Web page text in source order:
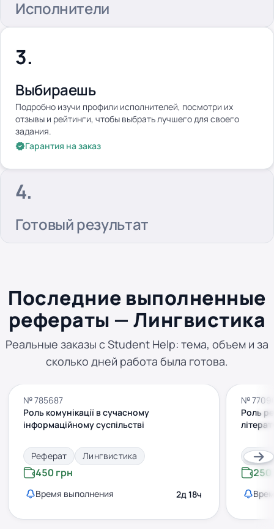
Исполнители
Выбираешь
Подробно изучи профили исполнителей, посмотри их
отзывы и рейтинги, чтобы выбрать лучшего для своего
задания.
Гарантия на заказ
Готовый результат
Последние выполненные
рефераты — Лингвистика
Реальные заказы с Student Help: тема, объем и за
сколько дней работа была готова.
№ 785687
Роль комунікації в сучасному
інформаційному суспільстві
Реферат Лингвистика
450 грн
Время выполнения 2д 18ч
№
Роль
250